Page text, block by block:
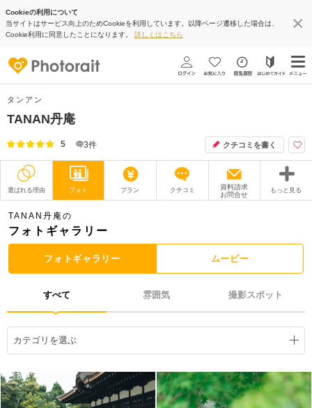
Cookieの利用について
当サイトはサービス向上のためCookieを利用しています。以降ページ遷移した場合は、
Cookie利用に同意したことになります。 詳しくはこちら
タンアン
TANAN丹庵
5 3件 クチコミを書く
選ばれる理由 フォト プラン クチコミ
資料請求
お問合せ
もっと見る
撮影レポート
衣装 ムービー
ブログ
アクセス/TEL スタジオトップ
こだわりポイント
TANAN丹庵の
フォトギャラリー
フォトギャラリー ムービー
すべて 雰囲気 撮影スポット
カテゴリを選ぶ